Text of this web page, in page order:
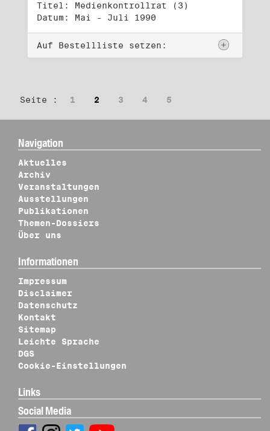
Titel: Medienkontrollrat (3)
Datum: Mai - Juli 1990
Auf Bestellliste setzen:
Seite : 1 2 3 4 5
Navigation
Aktuelles
Archiv
Veranstaltungen
Ausstellungen
Publikationen
Themen-Dossiers
Über uns
Informationen
Impressum
Disclaimer
Datenschutz
Kontakt
Sitemap
Leichte Sprache
DGS
Cookie-Einstellungen
Links
Social Media